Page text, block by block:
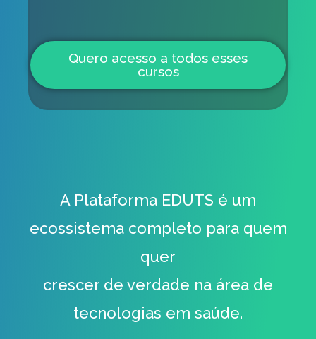
Quero acesso a todos esses
cursos
A Plataforma EDUTS é um
ecossistema completo para quem
quer
crescer de verdade na área de
tecnologias em saúde.